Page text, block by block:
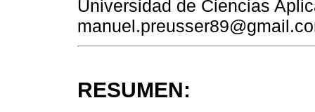
Universidad de Ciencias
RESUMEN: